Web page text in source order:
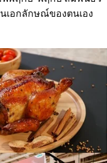
เอกลักษณ์ของตนเอง